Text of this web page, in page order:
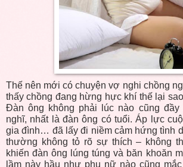
Thế nên mới có chuyện vợ nghi chồng
thấy chồng đang hừng hực khí thế lại
Đàn ông không phải lúc nào cũng
nghĩ, nhất là đàn ông có tuổi. Áp lực
gia đình… đã lấy đi niềm cảm hứng tình
thường không tỏ rõ sự thích – không
khiến đàn ông lúng túng và băn khoăn
lầm này hầu như phụ nữ nào cũng